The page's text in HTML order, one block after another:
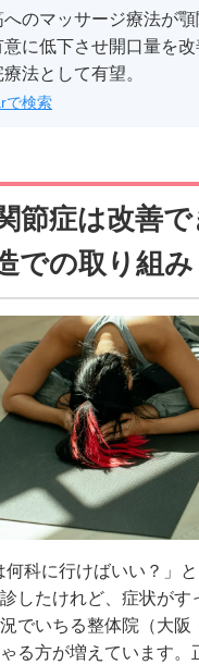
のマッサージ療法が
に低下させ開口量を
法として有望。
で検索
節症は改善で
での取り組み
何科に行けばいい？」
したけれど、症状がす
でいちる整体院（大阪
る方が増えています。